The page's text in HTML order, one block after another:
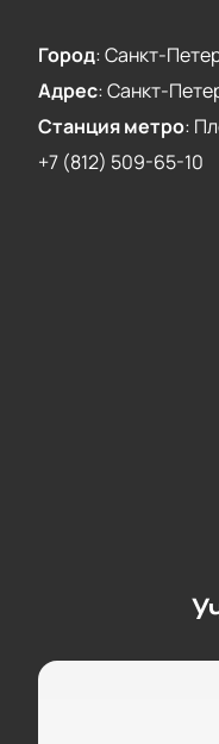
Город:Санкт-
Адрес:Санкт-
Станция метро:
+7 (812) 509-65-10